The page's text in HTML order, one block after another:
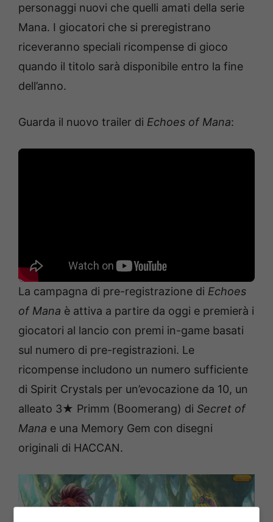
personaggi nuovi che quelli amati della serie
Mana. I giocatori che si preregistrano
riceveranno speciali ricompense di gioco
quando il titolo sarà disponibile entro la fine
dell’anno.
Guarda il nuovo trailer di Echoes of Mana:
La campagna di pre-registrazione di Echoes
of Mana è attiva a partire da oggi e premierà i
giocatori al lancio con premi in-game basati
sul numero di pre-registrazioni. Le
ricompense includono un numero sufficiente
di Spirit Crystals per un’evocazione da 10, un
alleato 3★ Primm (Boomerang) di Secret of
Mana e una Memory Gem con disegni
originali di HACCAN.